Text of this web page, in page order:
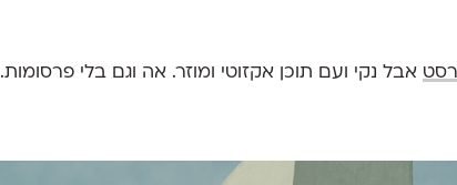
אבל נקי ועם תוכן אקזוטי ומוזר. אה וגם בלי פרסומות.